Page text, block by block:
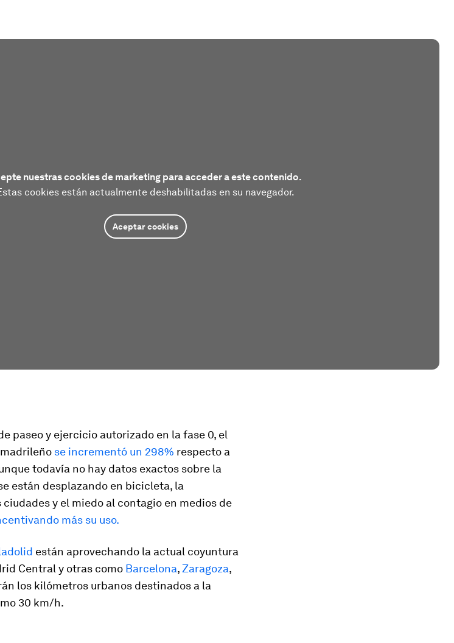
nuestras cookies de marketing para acceder a este contenido.
cookies están actualmente deshabilitadas en su navegador.
Aceptar cookies
paseo y ejercicio autorizado en la fase 0, el
se incrementó un 298% respecto a
todavía no hay datos exactos sobre la
están desplazando en bicicleta, la
y el miedo al contagio en medios de
más su uso.
están aprovechando la actual coyuntura
Central y otras como Barcelona,Zaragoza,
los kilómetros urbanos destinados a la
30 km/h.